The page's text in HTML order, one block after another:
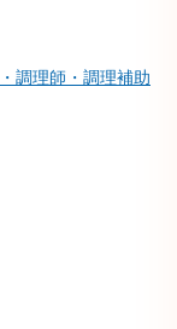
調理師・調理補助